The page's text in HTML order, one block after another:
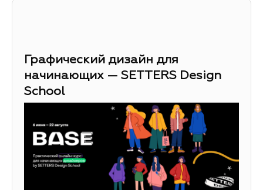
Графический дизайн для
начинающих — SETTERS Design
School